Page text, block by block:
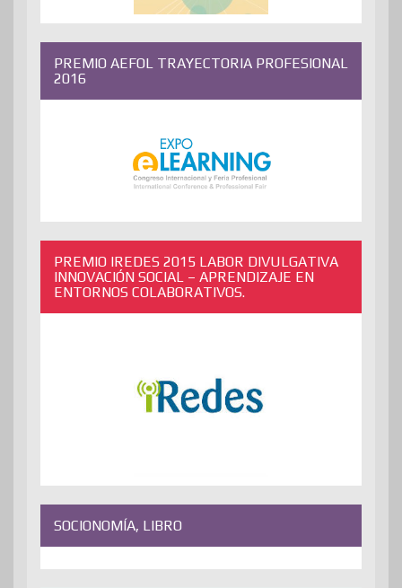
PREMIO AEFOL TRAYECTORIA PROFESIONAL
2016
PREMIO IREDES 2015 LABOR DIVULGATIVA
INNOVACIÓN SOCIAL – APRENDIZAJE EN
ENTORNOS COLABORATIVOS.
SOCIONOMÍA, LIBRO